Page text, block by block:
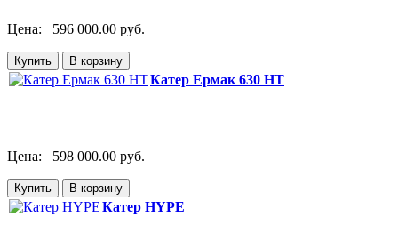
Цена: 596 000.00 руб.
Катер Ермак 630 HT
Цена: 598 000.00 руб.
Катер HYPE